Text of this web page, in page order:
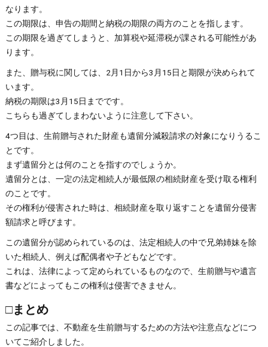
なります。
この期限は、申告の期間と納税の期限の両方のことを指します。
この期限を過ぎてしまうと、加算税や延滞税が課される可能性があ
ります。
また、贈与税に関しては、2月1日から3月15日と期限が決められて
います。
納税の期限は3月15日までです。
こちらも過ぎてしまわないように注意して下さい。
4つ目は、生前贈与された財産も遺留分減殺請求の対象になりうるこ
とです。
まず遺留分とは何のことを指すのでしょうか。
遺留分とは、一定の法定相続人が最低限の相続財産を受け取る権利
のことです。
その権利が侵害された時は、相続財産を取り返すことを遺留分侵害
額請求と呼びます。
この遺留分が認められているのは、法定相続人の中で兄弟姉妹を除
いた相続人、例えば配偶者や子どもなどです。
これは、法律によって定められているものなので、生前贈与や遺言
書などによってもこの権利は侵害できません。
□まとめ
この記事では、不動産を生前贈与するための方法や注意点などにつ
いてご紹介しました。